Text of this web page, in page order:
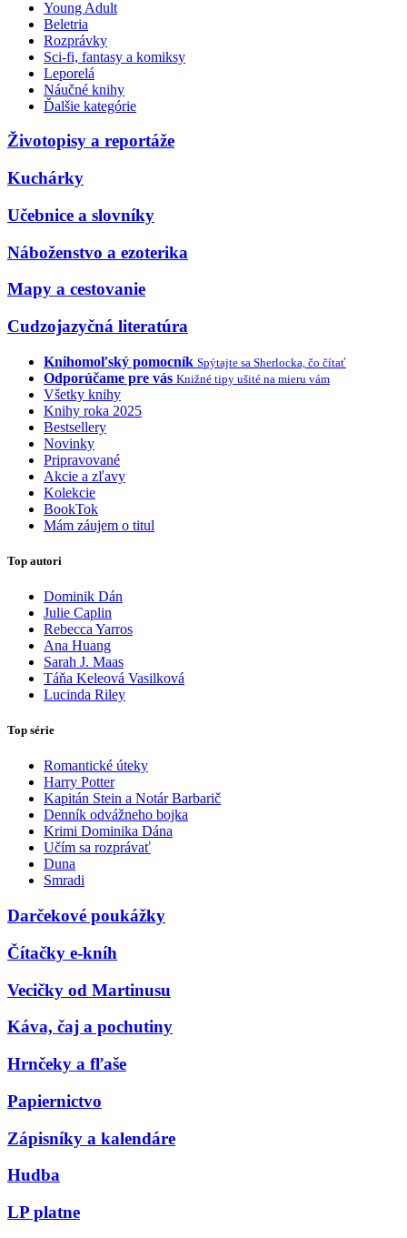
Young Adult
Beletria
Rozprávky
Sci-fi, fantasy a komiksy
Leporelá
Náučné knihy
Ďalšie kategórie
Životopisy a reportáže
Kuchárky
Učebnice a slovníky
Náboženstvo a ezoterika
Mapy a cestovanie
Cudzojazyčná literatúra
Knihomoľský pomocník Spýtajte sa Sherlocka, čo čítať
Odporúčame pre vás Knižné tipy ušité na mieru vám
Všetky knihy
Knihy roka 2025
Bestsellery
Novinky
Pripravované
Akcie a zľavy
Kolekcie
BookTok
Mám záujem o titul
Top autori
Dominik Dán
Julie Caplin
Rebecca Yarros
Ana Huang
Sarah J. Maas
Táňa Keleová Vasilková
Lucinda Riley
Top série
Romantické úteky
Harry Potter
Kapitán Stein a Notár Barbarič
Denník odvážneho bojka
Krimi Dominika Dána
Učím sa rozprávať
Duna
Smradi
Darčekové poukážky
Čítačky e-kníh
Vecičky od Martinusu
Káva, čaj a pochutiny
Hrnčeky a fľaše
Papiernictvo
Zápisníky a kalendáre
Hudba
LP platne